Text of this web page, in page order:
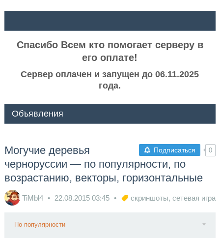
Спасибо Всем кто помогает серверу в
его оплате!
Сервер оплачен и запущен до 06.11.2025
года.
Объявления
Подписаться 0
Могучие деревья
черноруссии — по популярности, по
возрастанию, векторы, горизонтальные
TiMbl4 22.08.2015 03:45 скриншоты, сетевая игра
По популярности